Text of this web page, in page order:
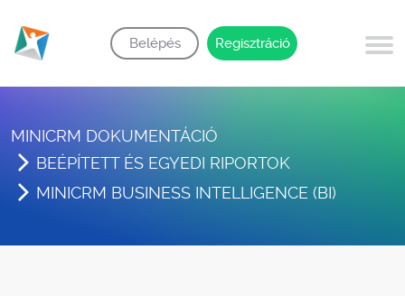
Belépés Regisztráció
MINICRM DOKUMENTÁCIÓ
BEÉPÍTETT ÉS EGYEDI RIPORTOK
MINICRM BUSINESS INTELLIGENCE (BI)